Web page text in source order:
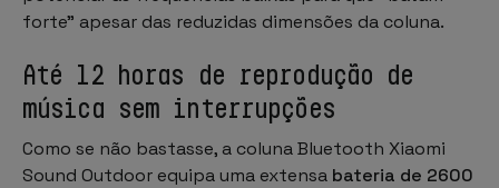
forte" apesar das reduzidas dimensões da coluna.
Até 12 horas de reprodução de
música sem interrupções
Como se não bastasse, a coluna Bluetooth Xiaomi
Sound Outdoor equipa uma extensa bateria de 2600